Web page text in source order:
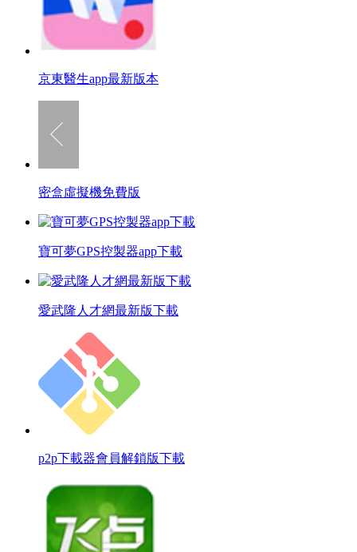
京東醫生app最新版本
密盒虛擬機免費版
寶可夢GPS控製器app下載
愛武隆人才網最新版下載
p2p下載器會員解鎖版下載